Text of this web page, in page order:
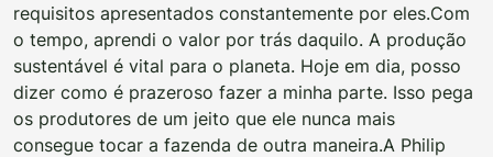
requisitos apresentados constantemente por eles.Com
o tempo, aprendi o valor por trás daquilo. A produção
sustentável é vital para o planeta. Hoje em dia, posso
dizer como é prazeroso fazer a minha parte. Isso pega
os produtores de um jeito que ele nunca mais
consegue tocar a fazenda de outra maneira.A Philip